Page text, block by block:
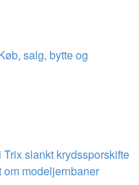
salg, bytte og
slankt krydssporskifte
om modeljernbaner